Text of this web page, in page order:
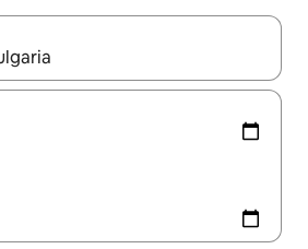
estiverem disponíveis, explore-os